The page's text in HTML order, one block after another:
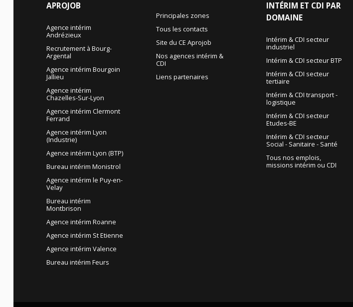
APROJOB
Agence intérim
Andrézieux
Recrutement à Bourg-
Argental
Agence intérim Bourgoin
Jallieu
Agence intérim
Chazelles-Sur-Lyon
Agence intérim Clermont
Ferrand
Agence intérim Lyon
(Industrie)
Agence intérim Lyon (BTP)
Bureau intérim Monistrol
Agence intérim le Puy-en-
Velay
Bureau intérim
Montbrison
Agence intérim Roanne
Agence intérim St Etienne
Agence intérim Valence
Bureau intérim Feurs
Principales zones
Tous les contacts
Site du CE Aprojob
Nos agences intérim &
CDI
Liens partenaires
INTÉRIM ET CDI PAR
DOMAINE
Intérim & CDI secteur
industriel
Intérim & CDI secteur BTP
Intérim & CDI secteur
tertiaire
Intérim & CDI transport -
logistique
Intérim & CDI secteur
Etudes-BE
Intérim & CDI secteur
Social - Sanitaire - Santé
Tous nos emplois,
missions intérim ou CDI